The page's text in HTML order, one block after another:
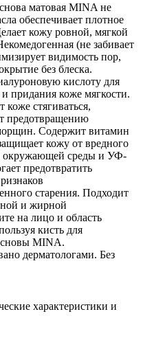
матовая MINA не
обеспечивает плотное
кожу ровной, мягкой
(не забивает
видимость пор,
без блеска.
кислоту для
придания коже мягкости.
коже стягиваться,
предотвращению
Содержит витамин
кожу от вредного
окружающей среды и УФ-
предотвратить
старения. Подходит
и жирной
на лицо и область
кисть для
MINA.
дерматологами. Без
характеристики и